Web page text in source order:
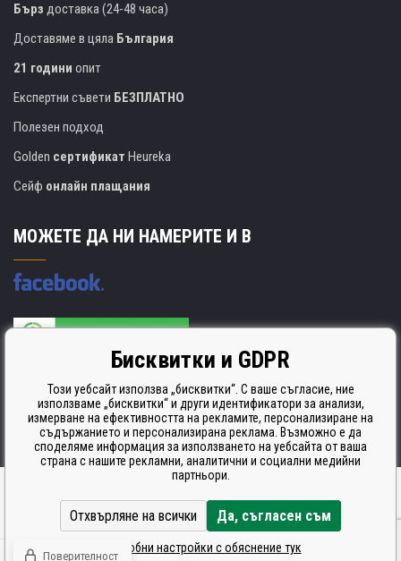
Бърз доставка (24-48 часа)
Доставяме в цяла България
21 години опит
Експертни съвети БЕЗПЛАТНО
Полезен подход
Golden сертификат Heureka
Сейф онлайн плащания
МОЖЕТЕ ДА НИ НАМЕРИТЕ И В
Производителят на касети е сертифициран
ISO 9001. ISO 14001 и STMC.
Ecommerce solutionsBINARGON.cz
Бисквитки и GDPR
Този уебсайт използва „бисквитки“. С ваше съгласие, ние
използваме „бисквитки“ и други идентификатори за анализи,
измерване на ефективността на рекламите, персонализиране на
съдържанието и персонализирана реклама. Възможно е да
споделяме информация за използването на уебсайта от ваша
страна с нашите рекламни, аналитични и социални медийни
партньори.
Отхвърляне на всички Да, съгласен съм
Подробни настройки с обяснение тук
Поверителност